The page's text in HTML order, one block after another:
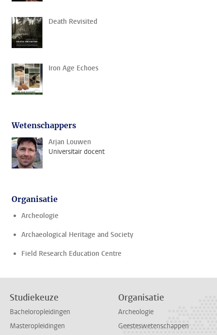
Death Revisited
Iron Age Echoes
Wetenschappers
Arjan Louwen
Universitair docent
Organisatie
Archeologie
Archaeological Heritage and Society
Field Research Education Centre
Studiekeuze
Bacheloropleidingen
Masteropleidingen
Organisatie
Archeologie
Geesteswetenschappen